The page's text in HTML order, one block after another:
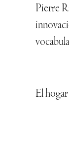
Pierre
El